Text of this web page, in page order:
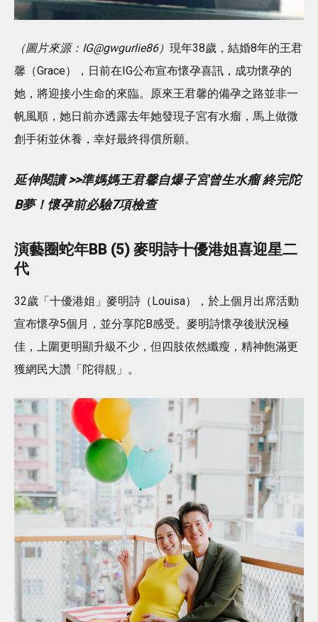
（圖片來源：IG@gwgurlie86） 現年38歲，結婚8年的王君
馨（Grace），日前在IG公布宣布懷孕喜訊，成功懷孕的
她，將迎接小生命的來臨。原來王君馨的備孕之路並非一
帆風順，她日前亦透露去年她發現子宮有水瘤，馬上做微
創手術並休養，幸好最終得償所願。
延伸閱讀 >>準媽媽王君馨自爆子宮曾生水瘤 終完陀
B夢！懷孕前必驗7項檢查
演藝圈蛇年BB (5) 麥明詩十優港姐喜迎星二
代
32歲「十優港姐」麥明詩（Louisa），於上個月出席活動
宣布懷孕5個月，並分享陀B感受。麥明詩懷孕後狀況極
佳，上圍更明顯升級不少，但四肢依然纖瘦，精神飽滿更
獲網民大讚「陀得靚」。